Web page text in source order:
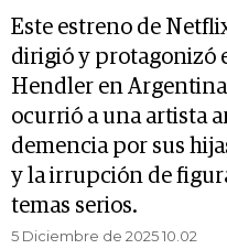
Este estreno de
dirigió y protagonizó
Hendler en
ocurrió a una artista
demencia por sus
y la irrupción de
temas serios.
5 Diciembre de 2025 10.02